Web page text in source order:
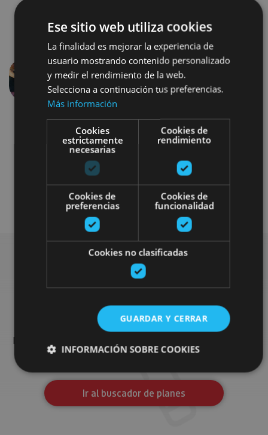
Anterior
Enoturismo
Busca más planes
Encuentra planes y sugerencias para completar tu viaje en
Navarra: actividades organizadas, visitas y los eventos más
destados de la agenda.
Ir al buscador de planes
Ese sitio web utiliza cookies
La finalidad es mejorar la experiencia de
usuario mostrando contenido personalizado
y medir el rendimiento de la web.
Selecciona a continuación tus preferencias.
Más información
Cookies
estrictamente
necesarias
Cookies de
rendimiento
Cookies de
preferencias
Cookies de
funcionalidad
Cookies no clasificadas
GUARDAR Y CERRAR
INFORMACIÓN SOBRE COOKIES
Cookies estrictamente necesarias